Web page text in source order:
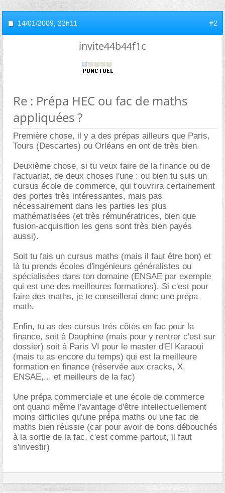
14/01/2009, 22h11 #2
invite44b44f1c
Re : Prépa HEC ou fac de maths
appliquées ?
Première chose, il y a des prépas ailleurs que Paris,
Tours (Descartes) ou Orléans en ont de très bien.
Deuxième chose, si tu veux faire de la finance ou de
l'actuariat, de deux choses l'une : ou bien tu suis un
cursus école de commerce, qui t'ouvrira certainement
des portes très intéressantes, mais pas
nécessairement dans les parties les plus
mathématisées (et très rémunératrices, bien que
fusion-acquisition les gens sont très bien payés
aussi).
Soit tu fais un cursus maths (mais il faut être bon) et
là tu prends écoles d'ingénieurs généralistes ou
spécialisées dans ton domaine (ENSAE par exemple
qui est une des meilleures formations). Si c'est pour
faire des maths, je te conseillerai donc une prépa
math.
Enfin, tu as des cursus très côtés en fac pour la
finance, soit à Dauphine (mais pour y rentrer c'est sur
dossier) soit à Paris VI pour le master d'El Karaoui
(mais tu as encore du temps) qui est la meilleure
formation en finance (réservée aux cracks, X,
ENSAE,... et meilleurs de la fac)
Une prépa commerciale et une école de commerce
ont quand même l'avantage d'être intellectuellement
moins difficiles qu'une prépa maths ou une fac de
maths bien réussie (car pour avoir de bons débouchés
à la sortie de la fac, c'est comme partout, il faut
s'investir)